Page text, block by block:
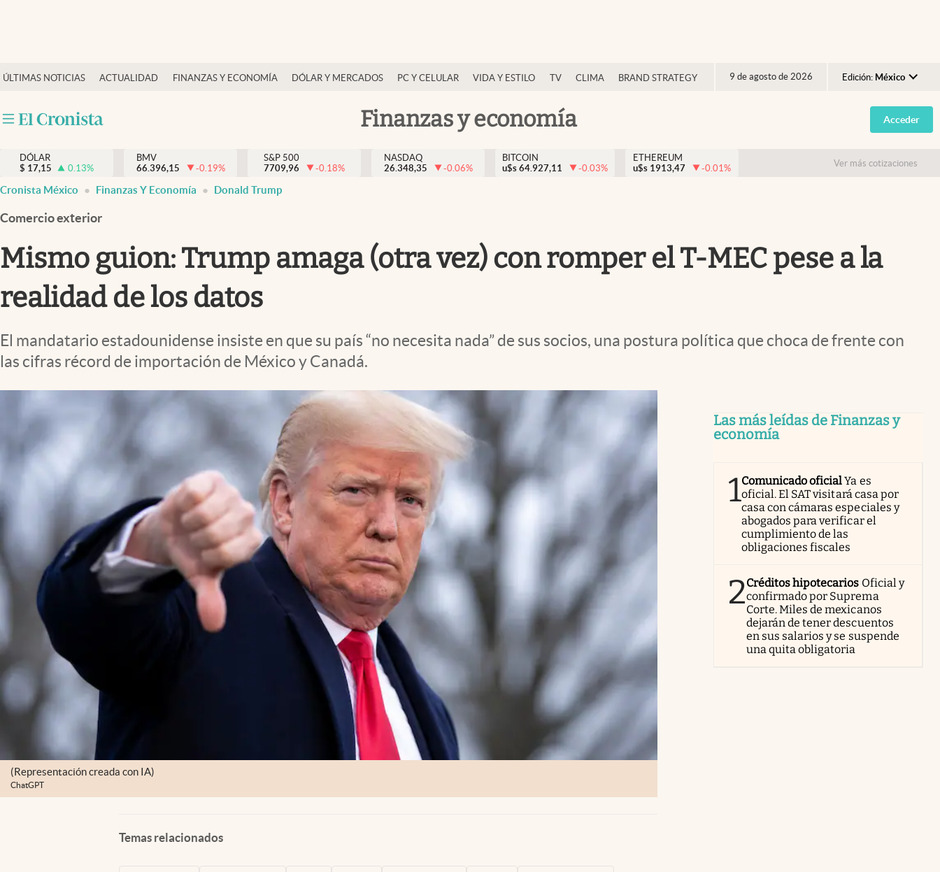
ÚLTIMAS NOTICIAS ACTUALIDAD FINANZAS Y ECONOMÍA DÓLAR Y MERCADOS PC Y CELULAR VIDA Y ESTILO TV CLIMA BRAND STRATEGY 9 de agosto de 2026 Edición: México
Argentina
España
USA
Finanzas y economía
Actualidad
Internacionales
Opinión
Brand Strategy
Vida y estilo
Tv
Espiritualidad
Acceder
DÓLAR
$ 17,15 0.13%
BMV
66.396,15
-0.19%
S&P 500
7709,96
-0.18%
NASDAQ
26.348,35
-0.06%
BITCOIN
u$s 64.927,11 -0.03%
ETHEREUM
u$s 1913,47 -0.01% Ver más cotizaciones
Cronista México Finanzas Y Economía Donald Trump
Comercio exterior
Mismo guion: Trump amaga (otra vez) con romper el T-MEC pese a la
realidad de los datos
El mandatario estadounidense insiste en que su país “no necesita nada” de sus socios, una postura política que choca de frente con
las cifras récord de importación de México y Canadá.
(Representación creada con IA)
ChatGPT
Temas relacionados
Las más leídas de Finanzas y
economía
1Comunicado oficialYa es
oficial. El SAT visitará casa por
casa con cámaras especiales y
abogados para verificar el
cumplimiento de las
obligaciones fiscales
2Créditos hipotecarios Oficial y
confirmado por Suprema
Corte. Miles de mexicanos
dejarán de tener descuentos
en sus salarios y se suspende
una quita obligatoria